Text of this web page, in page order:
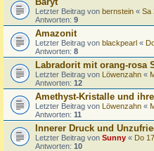
Letzter Beitrag von bernstein « Sa
Antworten: 9
Amazonit
Letzter Beitrag von blackpearl «
Antworten: 8
Labradorit mit orang-rosa
Letzter Beitrag von Löwenzahn «
Antworten: 12
Amethyst-Kristalle und
Letzter Beitrag von Löwenzahn «
Antworten: 11
Innerer Druck und
Letzter Beitrag von Sunny « Do
Antworten: 10